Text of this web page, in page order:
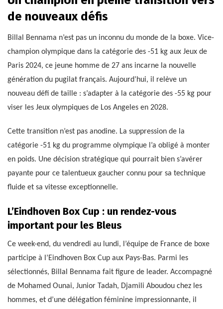
de nouveaux défis
Billal Bennama n’est pas un inconnu du monde de la boxe. Vice-
champion olympique dans la catégorie des -51 kg aux Jeux de
Paris 2024, ce jeune homme de 27 ans incarne la nouvelle
génération du pugilat français. Aujourd’hui, il relève un
nouveau défi de taille : s’adapter à la catégorie des -55 kg pour
viser les Jeux olympiques de Los Angeles en 2028.
Cette transition n’est pas anodine. La suppression de la
catégorie -51 kg du programme olympique l’a obligé à monter
en poids. Une décision stratégique qui pourrait bien s’avérer
payante pour ce talentueux gaucher connu pour sa technique
fluide et sa vitesse exceptionnelle.
L’Eindhoven Box Cup : un rendez-vous
important pour les Bleus
Ce week-end, du vendredi au lundi, l’équipe de France de boxe
participe à l’Eindhoven Box Cup aux Pays-Bas. Parmi les
sélectionnés, Billal Bennama fait figure de leader. Accompagné
de Mohamed Ounai, Junior Tadah, Djamili Aboudou chez les
hommes, et d’une délégation féminine impressionnante, il